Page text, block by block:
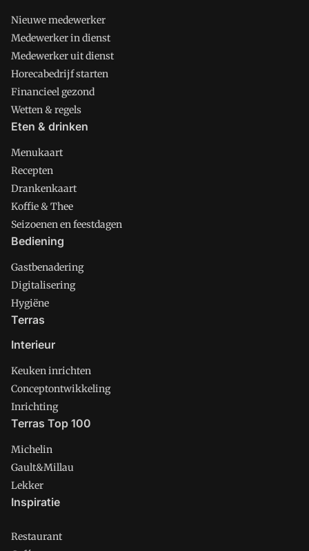
Nieuwe medewerker
Medewerker in dienst
Medewerker uit dienst
Horecabedrijf starten
Financieel gezond
Wetten & regels
Eten & drinken
Menukaart
Recepten
Drankenkaart
Koffie & Thee
Seizoenen en feestdagen
Bediening
Gastbenadering
Digitalisering
Hygiëne
Terras
Interieur
Keuken inrichten
Conceptontwikkeling
Inrichting
Terras Top 100
Michelin
Gault&Millau
Lekker
Inspiratie
Restaurant